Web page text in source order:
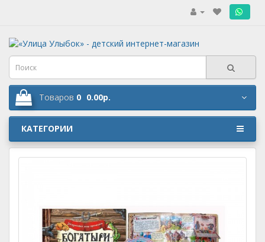
Товаров 0 0.00р.
КАТЕГОРИИ